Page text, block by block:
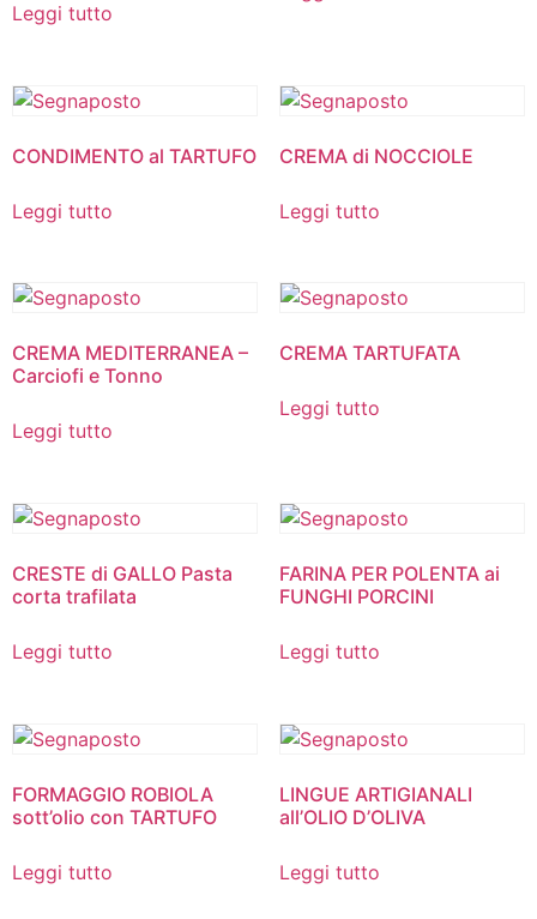
Leggi tutto
CONDIMENTO al TARTUFO
Leggi tutto
CREMA di NOCCIOLE
Leggi tutto
CREMA MEDITERRANEA –
Carciofi e Tonno
Leggi tutto
CREMA TARTUFATA
Leggi tutto
CRESTE di GALLO Pasta
corta trafilata
Leggi tutto
FARINA PER POLENTA ai
FUNGHI PORCINI
Leggi tutto
FORMAGGIO ROBIOLA
sott’olio con TARTUFO
Leggi tutto
LINGUE ARTIGIANALI
all’OLIO D’OLIVA
Leggi tutto